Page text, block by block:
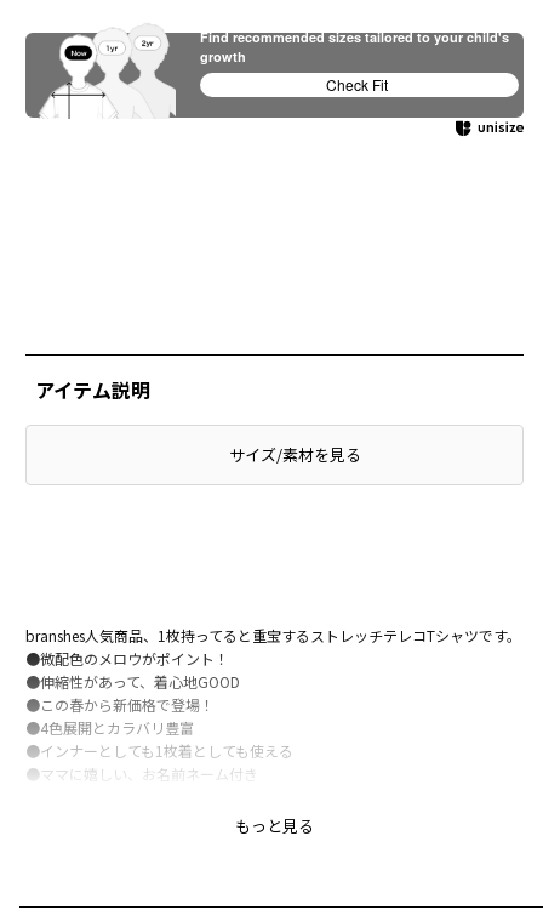
アイテム説明
サイズ/素材を見る
branshes人気商品、1枚持ってると重宝するストレッチテレコTシャツです。
●微配色のメロウがポイント！
●伸縮性があって、着心地GOOD
●この春から新価格で登場！
●4色展開とカラバリ豊富
●インナーとしても1枚着としても使える
●ママに嬉しい、お名前ネーム付き
もっと見る
Find recommended sizes tailored to your child's
growth
Check Fit